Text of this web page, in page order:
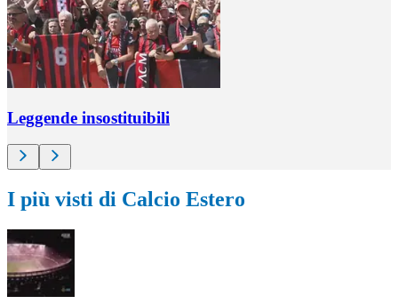
Leggende insostituibili
I più visti di Calcio Estero